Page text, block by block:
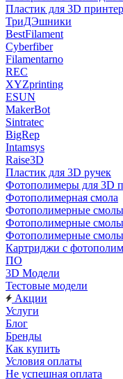
Пластик для 3D
ТриДЭшники
BestFilament
Cyberfiber
Filamentarno
REC
XYZprinting
ESUN
MakerBot
Sintratec
BigRep
Intamsys
Raise3D
Пластик для 3D ручек
Фотополимеры для 3D
Фотополимерная смола
Фотополимерные
Фотополимерные
Фотополимерные
Картриджи с
ПО
3D Модели
Тестовые модели
Акции
Услуги
Блог
Бренды
Как купить
Условия оплаты
Не успешная оплата